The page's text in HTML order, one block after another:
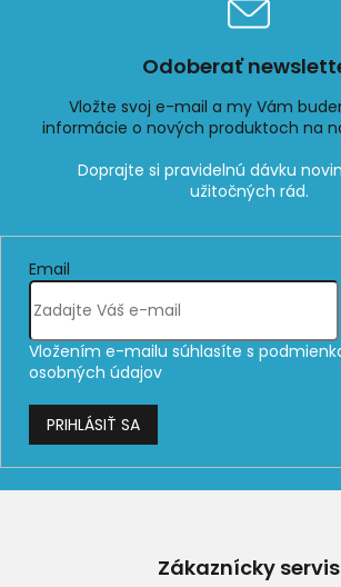
Odoberať
Vložte svoj e-mail a my Vám
informácie o nových produktoch na
Email
Vložením e-mailu súhlasíte s
osobných údajov
PRIHLÁSIŤ SA
Zákaznícky servis